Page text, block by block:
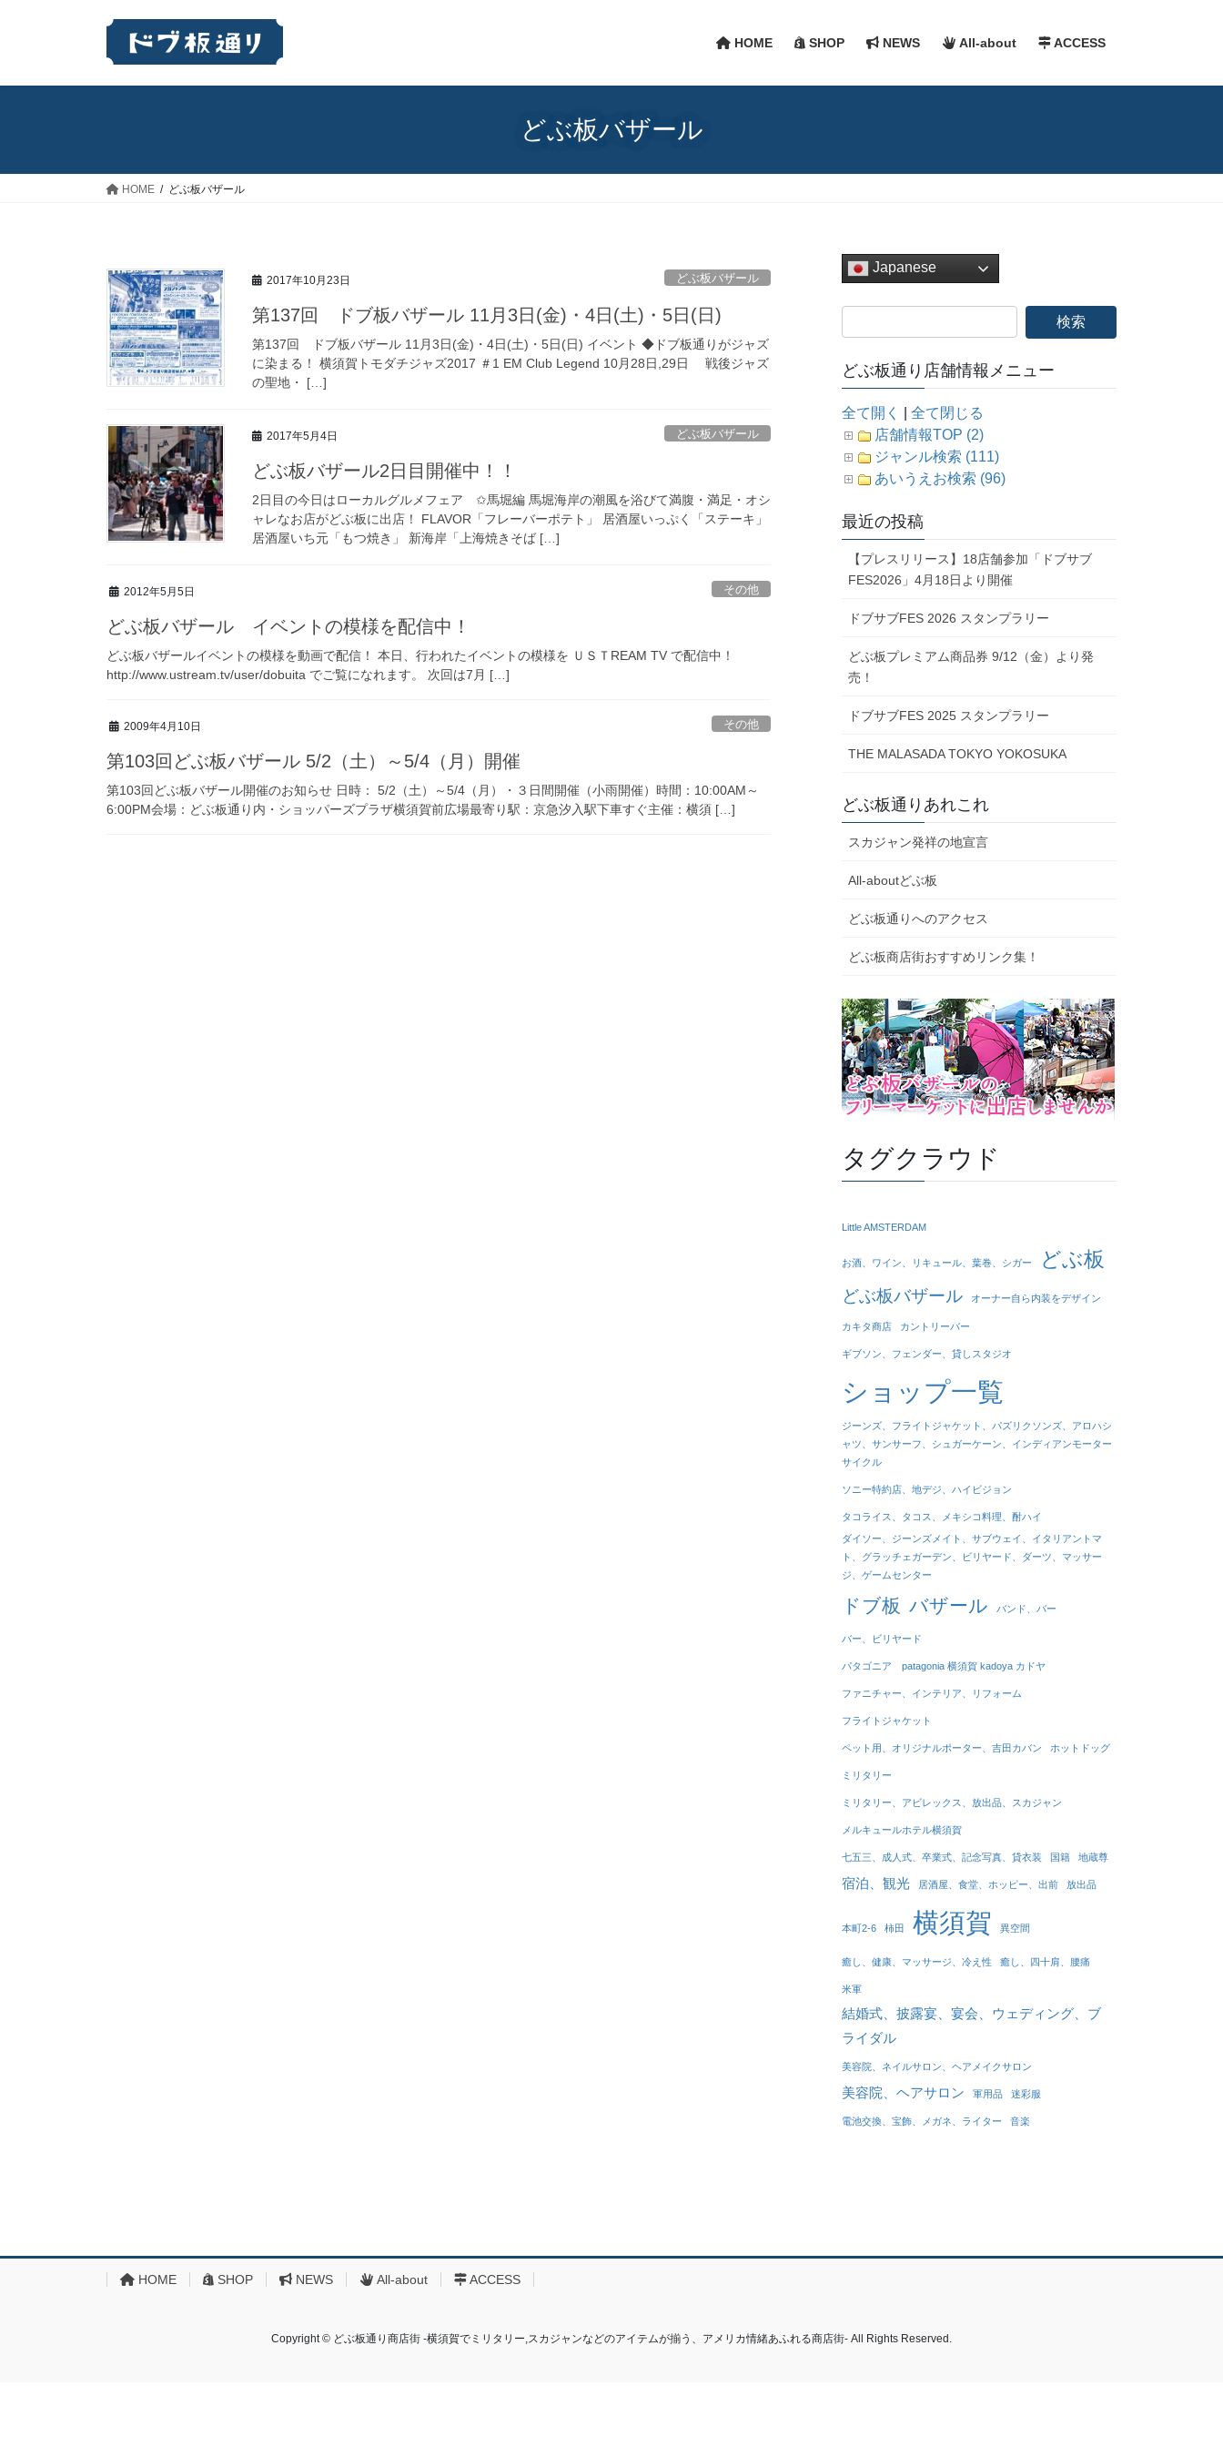
HOME SHOP NEWS All-about ACCESS
どぶ板バザール
HOME どぶ板バザール
2017年10月23日 どぶ板バザール
第137回 ドブ板バザール 11月3日(金)・4日(土)・5日(日)
第137回 ドブ板バザール 11月3日(金)・4日(土)・5日(日) イベント ◆ドブ板通りがジャズ
に染まる！ 横須賀トモダチジャズ2017 ＃1 EM Club Legend 10月28日,29日 戦後ジャズ
の聖地・ […]
2017年5月4日 どぶ板バザール
どぶ板バザール2日目開催中！！
2日目の今日はローカルグルメフェア ✩馬堀編 馬堀海岸の潮風を浴びて満腹・満足・オシ
ャレなお店がどぶ板に出店！ FLAVOR「フレーバーポテト」 居酒屋いっぷく「ステーキ」
居酒屋いち元「もつ焼き」 新海岸「上海焼きそば […]
2012年5月5日 その他
どぶ板バザール イベントの模様を配信中！
どぶ板バザールイベントの模様を動画で配信！ 本日、行われたイベントの模様を ＵＳＴREAM TV で配信中！
http://www.ustream.tv/user/dobuita でご覧になれます。 次回は7月 […]
2009年4月10日 その他
第103回どぶ板バザール 5/2（土）～5/4（月）開催
第103回どぶ板バザール開催のお知らせ 日時： 5/2（土）～5/4（月）・３日間開催（小雨開催）時間：10:00AM～
6:00PM会場：どぶ板通り内・ショッパーズプラザ横須賀前広場最寄り駅：京急汐入駅下車すぐ主催：横須 […]
Japanese
どぶ板通り店舗情報メニュー
全て開く |全て閉じる
店舗情報TOP (2)
ジャンル検索 (111)
あいうえお検索 (96)
最近の投稿
【プレスリリース】18店舗参加「ドブサブ
FES2026」4月18日より開催
ドブサブFES 2026 スタンプラリー
どぶ板プレミアム商品券 9/12（金）より発
売！
ドブサブFES 2025 スタンプラリー
THE MALASADA TOKYO YOKOSUKA
どぶ板通りあれこれ
スカジャン発祥の地宣言
All-aboutどぶ板
どぶ板通りへのアクセス
どぶ板商店街おすすめリンク集！
タグクラウド
Little AMSTERDAM
お酒、ワイン、リキュール、葉巻、シガー どぶ板
どぶ板バザール オーナー自ら内装をデザイン
カキタ商店 カントリーバー
ギブソン、フェンダー、貸しスタジオ
ショップ一覧
ジーンズ、フライトジャケット、パズリクソンズ、アロハシ
ャツ、サンサーフ、シュガーケーン、インディアンモーター
サイクル
ソニー特約店、地デジ、ハイビジョン
タコライス、タコス、メキシコ料理、酎ハイ
ダイソー、ジーンズメイト、サブウェイ、イタリアントマ
ト、グラッチェガーデン、ビリヤード、ダーツ、マッサー
ジ、ゲームセンター
ドブ板 バザール バンド、バー
バー、ビリヤード
パタゴニア patagonia 横須賀 kadoya カドヤ
ファニチャー、インテリア、リフォーム
フライトジャケット
ペット用、オリジナルポーター、吉田カバン ホットドッグ
ミリタリー
ミリタリー、アビレックス、放出品、スカジャン
メルキュールホテル横須賀
七五三、成人式、卒業式、記念写真、貸衣装 国籍 地蔵尊
宿泊、観光 居酒屋、食堂、ホッピー、出前 放出品
本町2-6 柿田 横須賀 異空間
癒し、健康、マッサージ、冷え性 癒し、四十肩、腰痛
米軍
結婚式、披露宴、宴会、ウェディング、ブ
ライダル
美容院、ネイルサロン、ヘアメイクサロン
美容院、ヘアサロン 軍用品 迷彩服
電池交換、宝飾、メガネ、ライター 音楽
HOME SHOP NEWS All-about ACCESS
Copyright © どぶ板通り商店街 ‐横須賀でミリタリー,スカジャンなどのアイテムが揃う、アメリカ情緒あふれる商店街‐ All Rights Reserved.